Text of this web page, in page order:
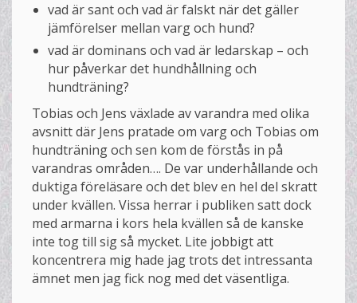
vad är sant och vad är falskt när det gäller
jämförelser mellan varg och hund?
vad är dominans och vad är ledarskap – och
hur påverkar det hundhållning och
hundträning?
Tobias och Jens växlade av varandra med olika
avsnitt där Jens pratade om varg och Tobias om
hundträning och sen kom de förstås in på
varandras områden…. De var underhållande och
duktiga föreläsare och det blev en hel del skratt
under kvällen. Vissa herrar i publiken satt dock
med armarna i kors hela kvällen så de kanske
inte tog till sig så mycket. Lite jobbigt att
koncentrera mig hade jag trots det intressanta
ämnet men jag fick nog med det väsentliga.